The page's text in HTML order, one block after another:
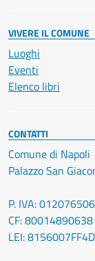
VIVERE IL COMUNE
Luoghi
Eventi
Elenco libri
CONTATTI
Comune di Napoli
Palazzo San
P. IVA:
CF: 80014890638
LEI: